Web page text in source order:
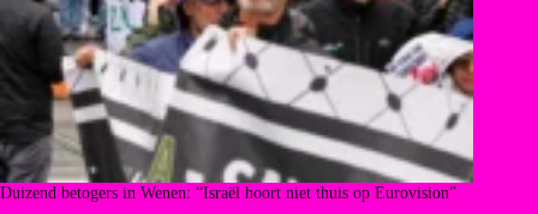
Duizend betogers in Wenen: “Israël hoort niet thuis op Eurovision”